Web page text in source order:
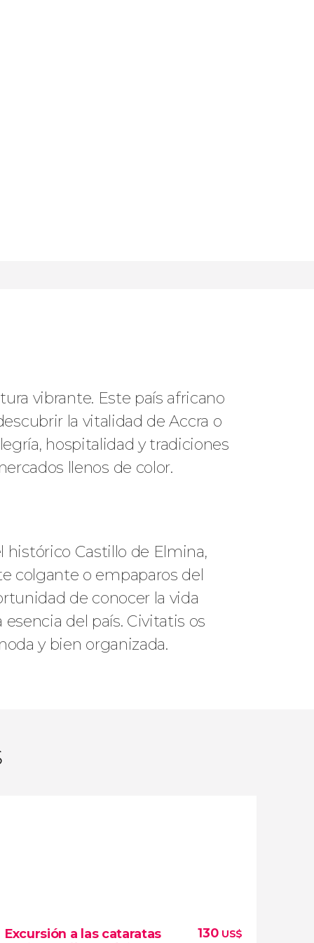
vibrante. Este país africano
la vitalidad de Accra o
hospitalidad y tradiciones
llenos de color.
histórico Castillo de Elmina,
colgante o empaparos del
de conocer la vida
del país. Civitatis os
y bien organizada.
Excursión a las cataratas
130 US$